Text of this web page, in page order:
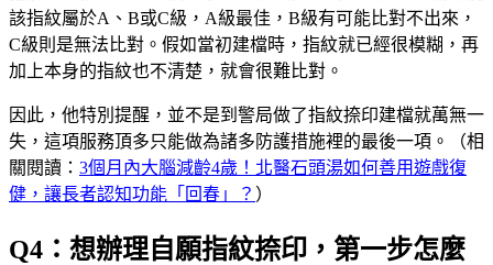
該指紋屬於A、B或C級，A級最佳，B級有可能比對不出來，
C級則是無法比對。假如當初建檔時，指紋就已經很模糊，再
加上本身的指紋也不清楚，就會很難比對。
因此，他特別提醒，並不是到警局做了指紋捺印建檔就萬無一
失，這項服務頂多只能做為諸多防護措施裡的最後一項。（相
關閱讀： 3個月內大腦減齡4歲！北醫石頭湯如何善用遊戲復
健，讓長者認知功能「回春」？ ）
Q4：想辦理自願指紋捺印，第一步怎麼